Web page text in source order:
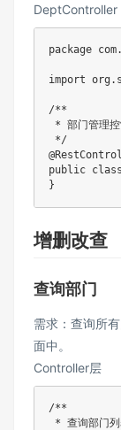
DeptController
package com.
import org .
/**
* 部门管理控
*/
public class
}
增删改查
查询部门
需求：查询所
面中。
Controller层
/**
* 查询部门